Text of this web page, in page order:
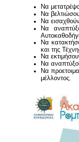
Να
Να
Να εισαχθούν
Να
Να
και της
Να
Να
Να
μέλλοντος.